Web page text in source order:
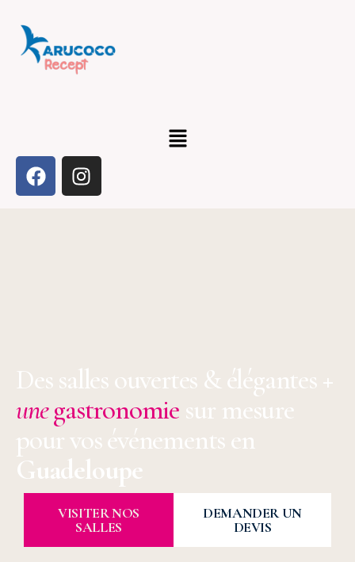
Des salles ouvertes & élégantes+
unegastronomie sur mesure
pour vos événements en
Guadeloupe
VISITER NOS
SALLES
DEMANDER UN
DEVIS